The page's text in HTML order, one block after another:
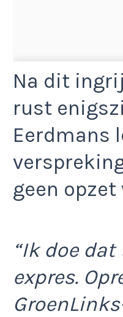
Na dit
rust
Eerdmans
geen opzet
“Ik doe
expres.